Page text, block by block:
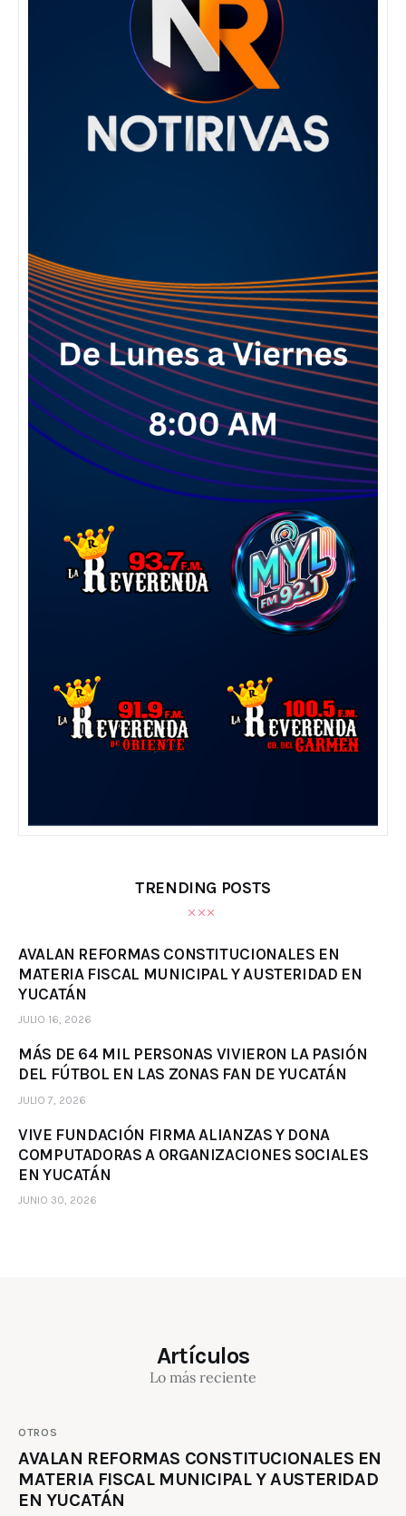
TRENDING POSTS
AVALAN REFORMAS CONSTITUCIONALES EN
MATERIA FISCAL MUNICIPAL Y AUSTERIDAD EN
YUCATÁN
JULIO 16, 2026
MÁS DE 64 MIL PERSONAS VIVIERON LA PASIÓN
DEL FÚTBOL EN LAS ZONAS FAN DE YUCATÁN
JULIO 7, 2026
VIVE FUNDACIÓN FIRMA ALIANZAS Y DONA
COMPUTADORAS A ORGANIZACIONES SOCIALES
EN YUCATÁN
JUNIO 30, 2026
Artículos
Lo más reciente
OTROS
AVALAN REFORMAS CONSTITUCIONALES EN
MATERIA FISCAL MUNICIPAL Y AUSTERIDAD
EN YUCATÁN